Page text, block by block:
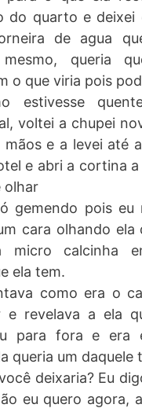
do quarto e deixei
de agua
queria
o que viria pois
estivesse
voltei a chupei
mãos e a levei até
e abri a cortina a
olhar
gemendo pois eu
cara olhando ela
micro calcinha
ela tem.
como era o
e revelava a ela
para fora e era
queria um daquele
deixaria? Eu
eu quero agora,